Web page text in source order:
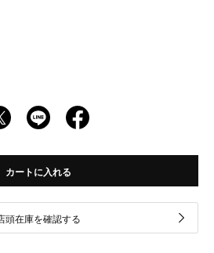
カートに入れる
頭在庫を確認する